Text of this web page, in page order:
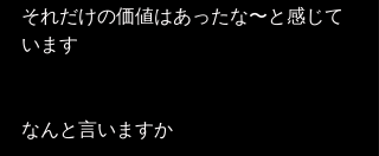
それだけの価値はあったな〜と感じて
います
なんと言いますか